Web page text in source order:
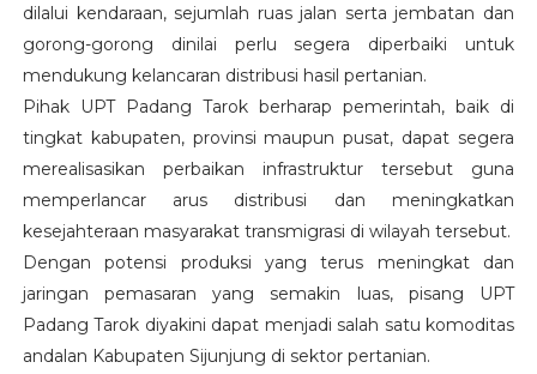
dilalui kendaraan, sejumlah ruas jalan serta jembatan dan
gorong-gorong dinilai perlu segera diperbaiki untuk
mendukung kelancaran distribusi hasil pertanian.
Pihak UPT Padang Tarok berharap pemerintah, baik di
tingkat kabupaten, provinsi maupun pusat, dapat segera
merealisasikan perbaikan infrastruktur tersebut guna
memperlancar arus distribusi dan meningkatkan
kesejahteraan masyarakat transmigrasi di wilayah tersebut.
Dengan potensi produksi yang terus meningkat dan
jaringan pemasaran yang semakin luas, pisang UPT
Padang Tarok diyakini dapat menjadi salah satu komoditas
andalan Kabupaten Sijunjung di sektor pertanian.